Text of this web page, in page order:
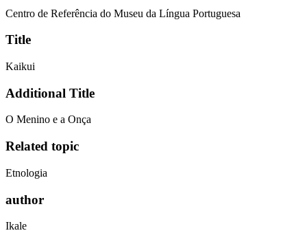
Centro de Referência do Museu da Língua Portuguesa
Title
Kaikui
Additional Title
O Menino e a Onça
Related topic
Etnologia
author
Ikale